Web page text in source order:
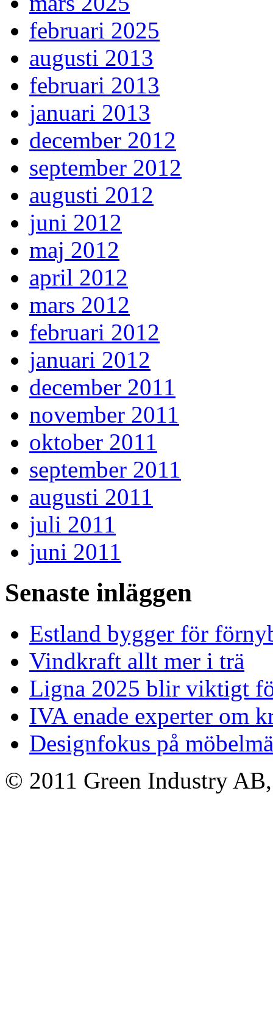
februari 2025
augusti 2013
februari 2013
januari 2013
december 2012
september 2012
augusti 2012
juni 2012
maj 2012
april 2012
mars 2012
februari 2012
januari 2012
december 2011
november 2011
oktober 2011
september 2011
augusti 2011
juli 2011
juni 2011
Senaste inläggen
Estland bygger för
Vindkraft allt mer i trä
Ligna 2025 blir viktigt
IVA enade experter om
Designfokus på
© 2011 Green Industry